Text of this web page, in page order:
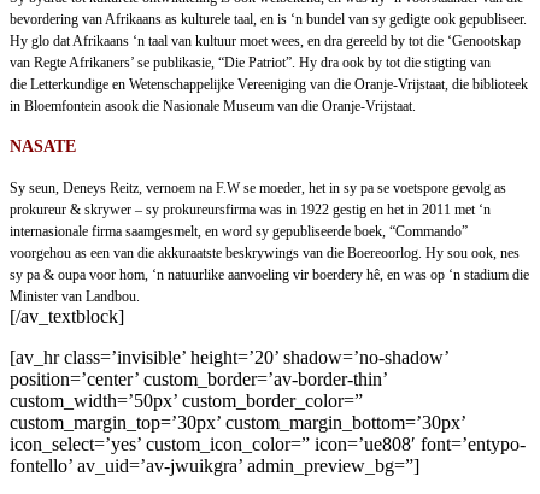
bevordering van Afrikaans as kulturele taal, en is ‘n bundel van sy gedigte ook gepubliseer.
Hy glo dat Afrikaans ‘n taal van kultuur moet wees, en dra gereeld by tot die ‘Genootskap
van Regte Afrikaners’ se publikasie, “Die Patriot”. Hy dra ook by tot die stigting van
die Letterkundige en Wetenschappelijke Vereeniging van die Oranje-Vrijstaat, die biblioteek
in Bloemfontein asook die Nasionale Museum van die Oranje-Vrijstaat.
NASATE
Sy seun, Deneys Reitz, vernoem na F.W se moeder, het in sy pa se voetspore gevolg as
prokureur & skrywer – sy prokureursfirma was in 1922 gestig en het in 2011 met ‘n
internasionale firma saamgesmelt, en word sy gepubliseerde boek, “Commando”
voorgehou as een van die akkuraatste beskrywings van die Boereoorlog. Hy sou ook, nes
sy pa & oupa voor hom, ‘n natuurlike aanvoeling vir boerdery hê, en was op ‘n stadium die
Minister van Landbou.
[/av_textblock]
[av_hr class=’invisible’ height=’20’ shadow=’no-shadow’
position=’center’ custom_border=’av-border-thin’
custom_width=’50px’ custom_border_color=”
custom_margin_top=’30px’ custom_margin_bottom=’30px’
icon_select=’yes’ custom_icon_color=” icon=’ue808′ font=’entypo-
fontello’ av_uid=’av-jwuikgra’ admin_preview_bg=”]